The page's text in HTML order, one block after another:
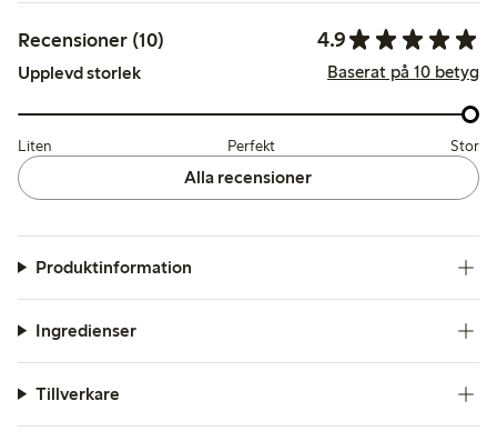
Recensioner (10) 4.9
Upplevd storlek Baserat på 10 betyg
Liten Perfekt Stor
Alla recensioner
Produktinformation
Ingredienser
Tillverkare